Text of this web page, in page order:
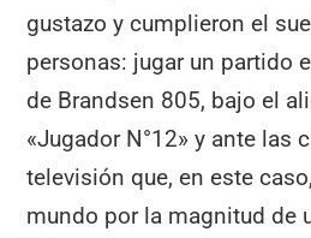
gustazo y cumplieron el
personas: jugar un partido
de Brandsen 805, bajo el
«Jugador N°12» y ante las
televisión que, en este
mundo por la magnitud de